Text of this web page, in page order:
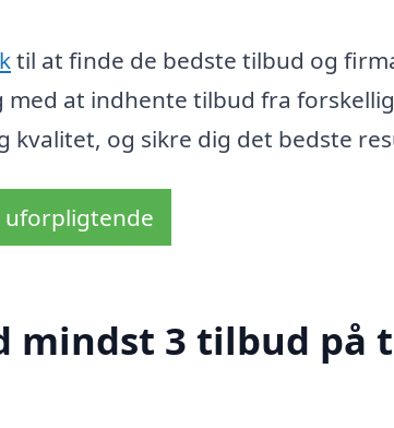
til at finde de bedste tilbud og
med at indhente tilbud fra
kvalitet, og sikre dig det bedste
uforpligtende
mindst 3 tilbud på